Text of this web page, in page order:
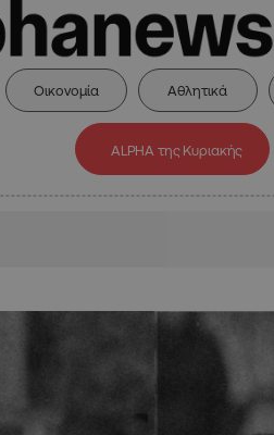
Οικονομία Αθλητικά
ALPHA της Κυριακής